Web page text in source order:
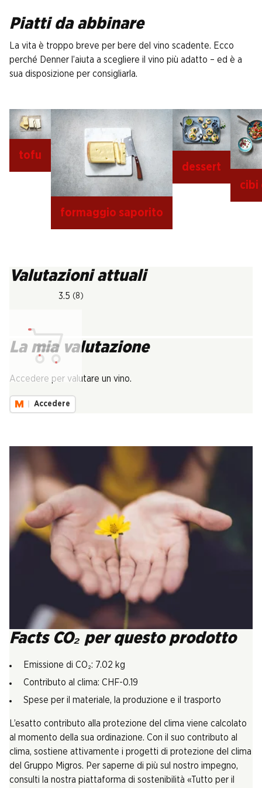
Piatti da abbinare
La vita è troppo breve per bere del vino scadente. Ecco
perché Denner l’aiuta a scegliere il vino più adatto – ed è a
sua disposizione per consigliarla.
tofu
formaggio saporito
dessert
cibi
Valutazioni attuali
3.5 (8)
La mia valutazione
Accedere per valutare un vino.
Accedere
Facts CO₂ per questo prodotto
Emissione di CO₂: 7.02 kg
Contributo al clima: CHF-0.19
Spese per il materiale, la produzione e il trasporto
L’esatto contributo alla protezione del clima viene calcolato
al momento della sua ordinazione. Con il suo contributo al
clima, sostiene attivamente i progetti di protezione del clima
del Gruppo Migros. Per saperne di più sul nostro impegno,
consulti la nostra piattaforma di sostenibilità «Tutto per il